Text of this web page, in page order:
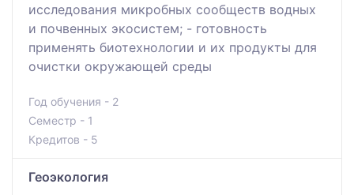
исследования микробных сообществ водных
и почвенных экосистем; - готовность
применять биотехнологии и их продукты для
очистки окружающей среды
Год обучения - 2
Семестр - 1
Кредитов - 5
Геоэкология